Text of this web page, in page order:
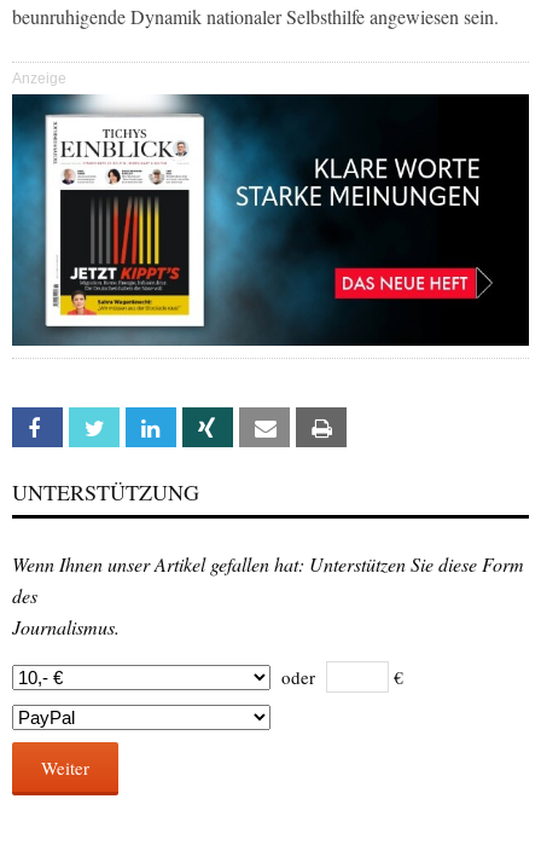
beunruhigende Dynamik nationaler Selbsthilfe angewiesen sein.
Anzeige
Facebook Twitter Linkedin Xing Email
UNTERSTÜTZUNG
Wenn Ihnen unser Artikel gefallen hat: Unterstützen Sie diese Form
des
Journalismus.
oder €
Weiter